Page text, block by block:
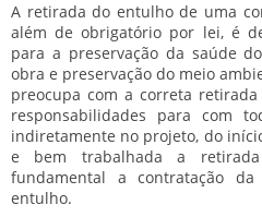
A retirada do entulho de uma
além de obrigatório por lei, é
para a preservação da saúde
obra e preservação do meio
preocupa com a correta
responsabilidades para com
indiretamente no projeto, do
e bem trabalhada a
fundamental a contratação da
entulho.